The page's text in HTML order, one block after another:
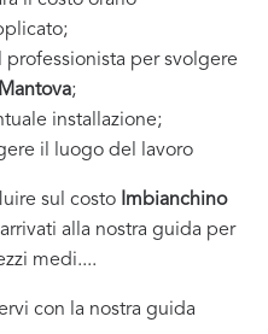
professionista per svolgere
;
installazione;
il luogo del lavoro
sul costo Imbianchino
alla nostra guida per
medi....
con la nostra guida